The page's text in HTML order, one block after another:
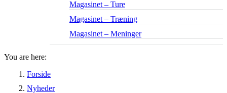
Magasinet – Ture
Magasinet – Træning
Magasinet – Meninger
You are here:
Forside
Nyheder